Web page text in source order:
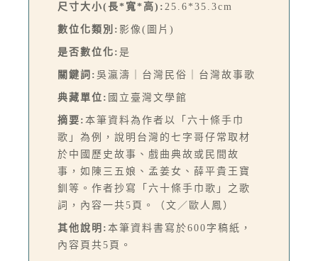
尺寸大小(長*寬*高): 25.6*35.3cm
數位化類別: 影像(圖片)
是否數位化: 是
關鍵詞: 吳瀛濤｜台灣民俗｜台灣故事歌
典藏單位: 國立臺灣文學館
摘要: 本筆資料為作者以「六十條手巾
歌」為例，說明台灣的七字哥仔常取材
於中國歷史故事、戲曲典故或民間故
事，如陳三五娘、孟姜女、薛平貴王寶
釧等。作者抄寫「六十條手巾歌」之歌
詞，內容一共5頁。（文／歐人鳳）
其他說明: 本筆資料書寫於600字稿紙，
內容頁共5頁。